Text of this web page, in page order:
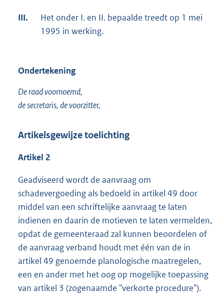
III.
Het onder I. en II. bepaalde treedt op 1 mei
1995 in werking.
Ondertekening
De raad voornoemd,
de secretaris, de voorzitter,
Artikelsgewijze toelichting
Artikel 2
Geadviseerd wordt de aanvraag om
schadevergoeding als bedoeld in artikel 49 door
middel van een schriftelijke aanvraag te laten
indienen en daarin de motieven te laten vermelden,
opdat de gemeenteraad zal kunnen beoordelen of
de aanvraag verband houdt met één van de in
artikel 49 genoemde planologische maatregelen,
een en ander met het oog op mogelijke toepassing
van artikel 3 (zogenaamde "verkorte procedure").